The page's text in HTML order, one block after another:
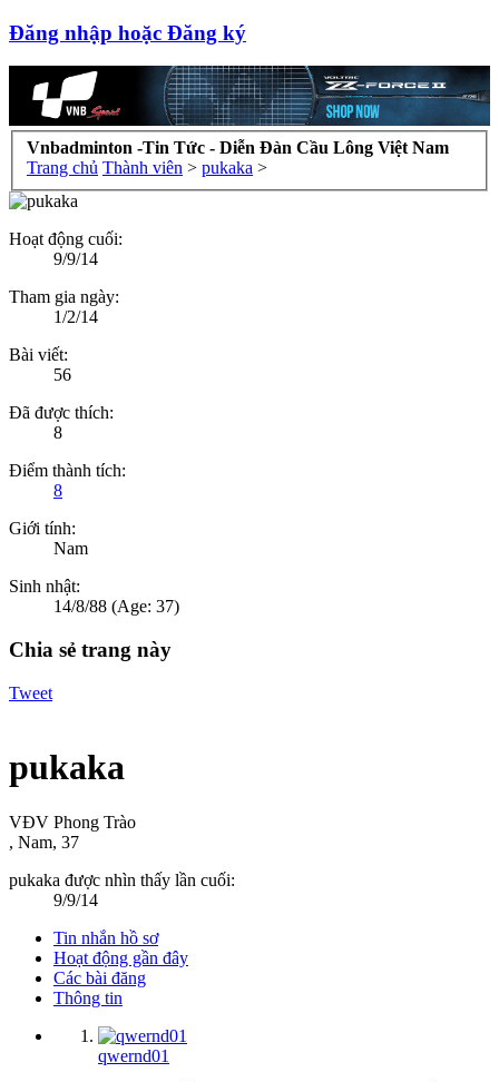
Đăng nhập hoặc Đăng ký
Vnbadminton -Tin Tức - Diễn Đàn Cầu Lông Việt Nam
Trang chủ Thành viên > pukaka >
Hoạt động cuối:
9/9/14
Tham gia ngày:
1/2/14
Bài viết:
56
Đã được thích:
8
Điểm thành tích:
8
Giới tính:
Nam
Sinh nhật:
14/8/88 (Age: 37)
Chia sẻ trang này
Tweet
pukaka
VĐV Phong Trào
, Nam, 37
pukaka được nhìn thấy lần cuối:
9/9/14
Tin nhắn hồ sơ
Hoạt động gần đây
Các bài đăng
Thông tin
qwernd01